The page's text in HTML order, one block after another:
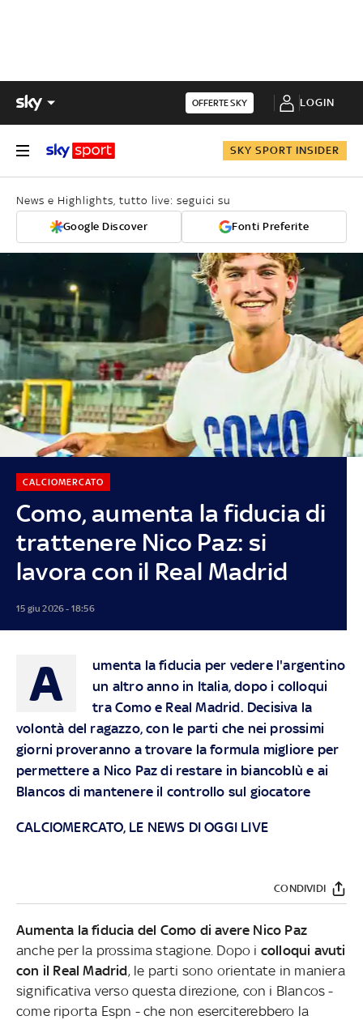
OFFERTE SKY LOGIN
SKY SPORT INSIDER
News e Highlights, tutto live: seguici su
Google Discover Fonti Preferite
Como, aumenta la fiducia di
trattenere Nico Paz: si
lavora con il Real Madrid
CALCIOMERCATO
15 giu 2026 - 18:56
A
umenta la fiducia per vedere l'argentino
un altro anno in Italia, dopo i colloqui
tra Como e Real Madrid. Decisiva la
volontà del ragazzo, con le parti che nei prossimi
giorni proveranno a trovare la formula migliore per
permettere a Nico Paz di restare in biancoblù e ai
Blancos di mantenere il controllo sul giocatore
CALCIOMERCATO, LE NEWS DI OGGI LIVE
CONDIVIDI
Aumenta la fiducia del Como di avere Nico Paz
anche per la prossima stagione. Dopo i colloqui avuti
con il Real Madrid, le parti sono orientate in maniera
significativa verso questa direzione, con i Blancos -
come riporta Espn - che non eserciterebbero la